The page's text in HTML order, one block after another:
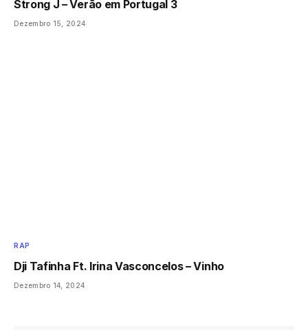
Strong J – Verão em Portugal 3
Dezembro 15, 2024
RAP
Dji Tafinha Ft. Irina Vasconcelos – Vinho
Dezembro 14, 2024